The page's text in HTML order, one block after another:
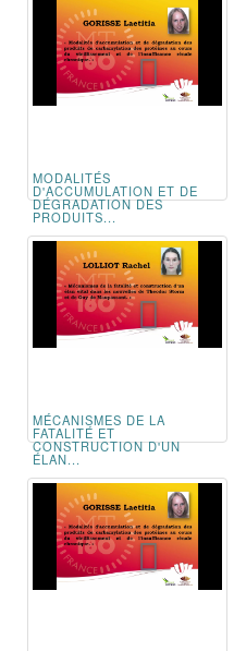
MODALITÉS
D'ACCUMULATION ET DE
DÉGRADATION DES
PRODUITS...
MÉCANISMES DE LA
FATALITÉ ET
CONSTRUCTION D'UN
ÉLAN...